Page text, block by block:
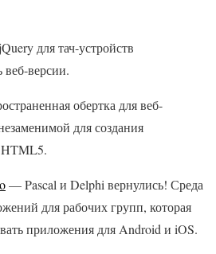
для тач-устройств
версии.
обертка для веб-
для создания
— Pascal и Delphi вернулись! Среда
для рабочих групп, которая
приложения для Android и iOS.